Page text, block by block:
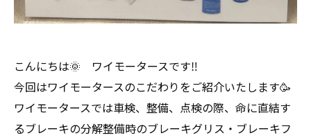
こんにちは🌞 ワイモータースです‼️
今回はワイモータースのこだわりをご紹介いたします🥳
ワイモータースでは車検、整備、点検の際、命に直結す
るブレーキの分解整備時のブレーキグリス・ブレーキフ